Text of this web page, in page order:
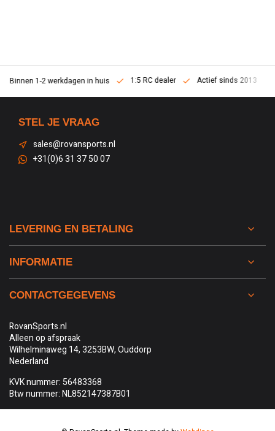
Binnen 1-2 werkdagen in huis 1:5 RC dealer Actief sinds 2013
STEL JE VRAAG
sales@rovansports.nl
+31(0)6 31 37 50 07
LEVERING EN BETALING
INFORMATIE
CONTACTGEGEVENS
RovanSports.nl
Alleen op afspraak
Wilhelminaweg 14, 3253BW, Ouddorp
Nederland
KVK nummer: 56483368
Btw nummer: NL852147387B01